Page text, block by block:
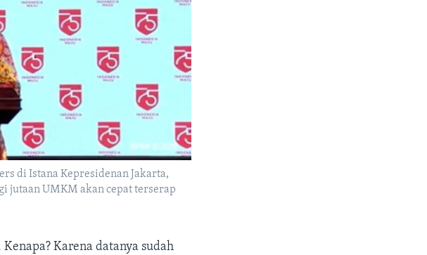
di Istana Kepresidenan Jakarta,
jutaan UMKM akan cepat terserap
Karena datanya sudah